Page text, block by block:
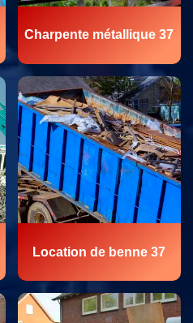
Charpente métallique 37
Location de benne 37